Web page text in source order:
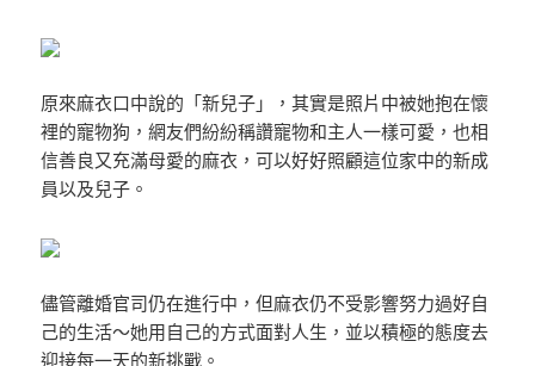
原來麻衣口中說的「新兒子」，其實是照片中被她抱在懷
裡的寵物狗，網友們紛紛稱讚寵物和主人一樣可愛，也相
信善良又充滿母愛的麻衣，可以好好照顧這位家中的新成
員以及兒子。
儘管離婚官司仍在進行中，但麻衣仍不受影響努力過好自
己的生活～她用自己的方式面對人生，並以積極的態度去
迎接每一天的新挑戰。